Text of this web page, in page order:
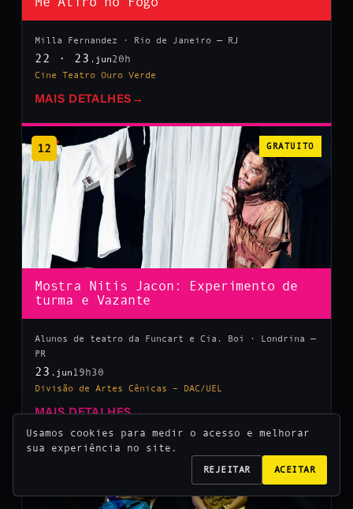
Milla Fernandez · Rio de Janeiro — RJ
22 · 23 .jun20h
Cine Teatro Ouro Verde
MAIS DETALHES →
12 GRATUITO
Mostra Nitis Jacon: Experimento de
turma e Vazante
Alunos de teatro da Funcart e Cia. Boi · Londrina —
PR
23 .jun 19h30
Divisão de Artes Cênicas – DAC/UEL
MAIS DETALHES→
Usamos cookies para medir o acesso e melhorar
sua experiência no site.
REJEITAR ACEITAR